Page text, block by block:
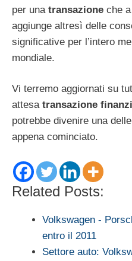
per una transazione che
aggiunge altresì delle
significative per l’intero
mondiale.
Vi terremo aggiornati su
attesa transazione
potrebbe divenire una
appena cominciato.
Related Posts:
Volkswagen -
entro il 2011
Settore auto: